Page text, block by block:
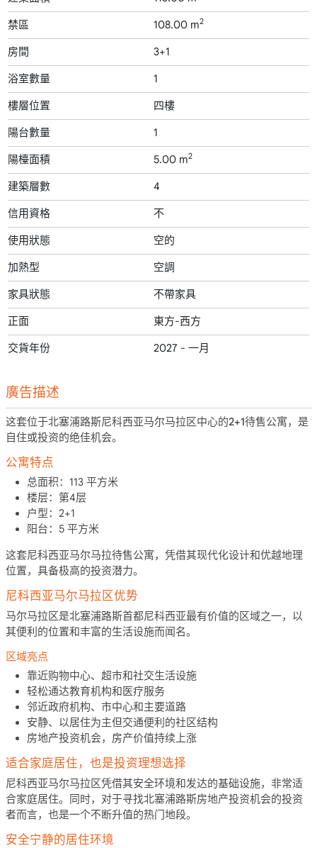
禁區 108.00 m2
房間 3+1
浴室數量 1
樓層位置 四樓
陽台數量 1
陽檯面積 5.00 m2
建築層數 4
信用資格 不
使用狀態 空的
加熱型 空調
家具狀態 不帶家具
正面 東方-西方
交貨年份 2027 - 一月
廣告描述
这套位于北塞浦路斯尼科西亚马尔马拉区中心的2+1待售公寓，是
自住或投资的绝佳机会。
公寓特点
总面积： 113 平方米
楼层： 第4层
户型： 2+1
阳台： 5 平方米
这套尼科西亚马尔马拉待售公寓，凭借其现代化设计和优越地理
位置，具备极高的投资潜力。
尼科西亚马尔马拉区优势
马尔马拉区是北塞浦路斯首都尼科西亚最有价值的区域之一，以
其便利的位置和丰富的生活设施而闻名。
区域亮点
靠近购物中心、超市和社交生活设施
轻松通达教育机构和医疗服务
邻近政府机构、市中心和主要道路
安静、以居住为主但交通便利的社区结构
房地产投资机会，房产价值持续上涨
适合家庭居住，也是投资理想选择
尼科西亚马尔马拉区凭借其安全环境和发达的基础设施，非常适
合家庭居住。同时，对于寻找北塞浦路斯房地产投资机会的投资
者而言，也是一个不断升值的热门地段。
安全宁静的居住环境